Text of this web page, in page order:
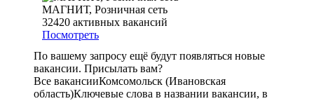
МАГНИТ, Розничная сеть
32420 активных вакансий
Посмотреть
По вашему запросу ещё будут появляться новые
вакансии. Присылать вам?
Все вакансииКомсомольск (Ивановская
область)Ключевые слова в названии вакансии, в